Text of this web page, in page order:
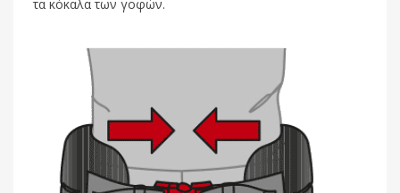
τα κόκαλα των γοφών.